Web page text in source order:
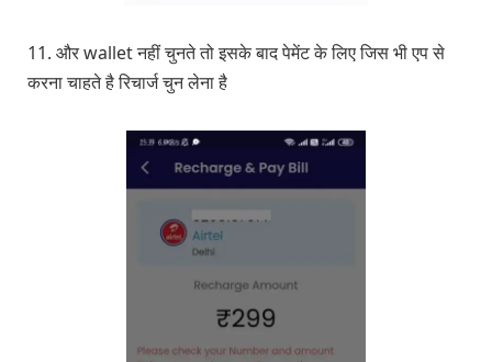
11. और wallet नहीं चुनते तो इसके बाद पेमेंट के लिए जिस भी एप से
करना चाहते है रिचार्ज चुन लेना है